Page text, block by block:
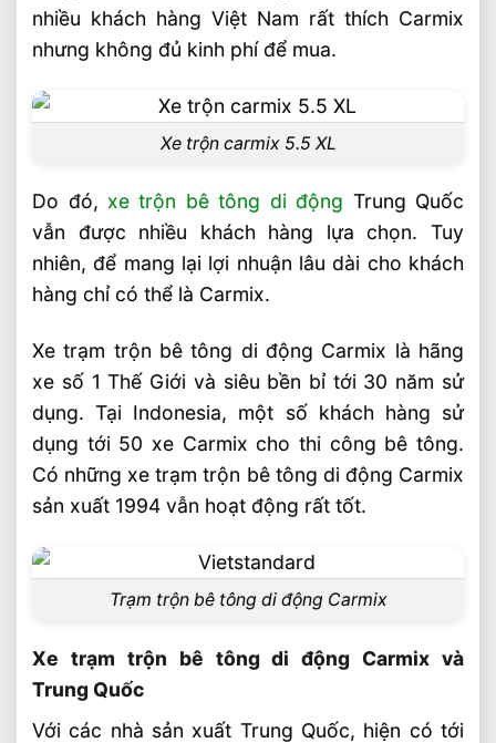
Video xe trạm trộn bê tông di động
Liên hệ mua sản phẩm
Bài Viết Liên Quan
Loại Pallet Tối Ưu Nhất
Chọn Xe Nâng Điện Phù Hợp Theo Chiều
Cao Kệ Hàng Chuẩn Nhất
Xe Nâng Điện Reach Truck 1.8 Tấn Lựa
Chọn Tối Ưu Cho Logistics
Xe Nâng Dầu 3.5 Tấn Động Cơ Isuzu Có
Xe Nâng Điện Stacker Đứng Lái 1.5 Tấn
Nâng Cao 3–5m Có Đáng Đầu Tư?
Xe Nâng Điện Reach Truck 1.5 Tấn Nâng
Cao 8–12m Cho Kho Kệ Cao
Xe Nâng Dầu 3.5 Tấn Động Cơ Mitsubishi
Có Bền Không
Cho Kệ Cao Trên 6m
nhiều khách hàng Việt Nam rất thích Carmix
nhưng không đủ kinh phí để mua.
Xe trộn carmix 5.5 XL
Do đó, xe trộn bê tông di động Trung Quốc
vẫn được nhiều khách hàng lựa chọn. Tuy
nhiên, để mang lại lợi nhuận lâu dài cho khách
hàng chỉ có thể là Carmix.
Xe trạm trộn bê tông di động Carmix là hãng
xe số 1 Thế Giới và siêu bền bỉ tới 30 năm sử
dụng. Tại Indonesia, một số khách hàng sử
dụng tới 50 xe Carmix cho thi công bê tông.
Có những xe trạm trộn bê tông di động Carmix
sản xuất 1994 vẫn hoạt động rất tốt.
Trạm trộn bê tông di động Carmix
Xe trạm trộn bê tông di động Carmix và
Trung Quốc
Với các nhà sản xuất Trung Quốc, hiện có tới